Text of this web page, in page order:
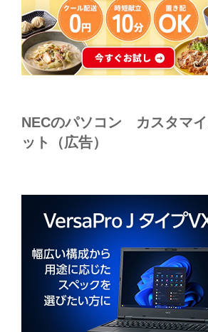
NECのパソコン カスタマ
ット（広告）